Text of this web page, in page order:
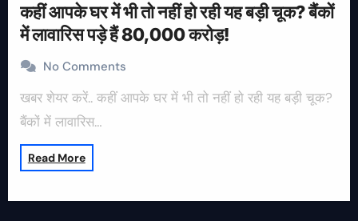
कहीं आपके घर में भी तो नहीं हो रही यह बड़ी चूक? बैंकों
में लावारिस पड़े हैं 80,000 करोड़!
No Comments
खबर शेयर करें.. कहीं आपके घर में भी तो नहीं हो रही यह बड़ी चूक?
बैंकों में लावारिस…
Read More